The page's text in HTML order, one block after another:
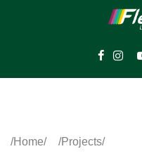
Home Projects